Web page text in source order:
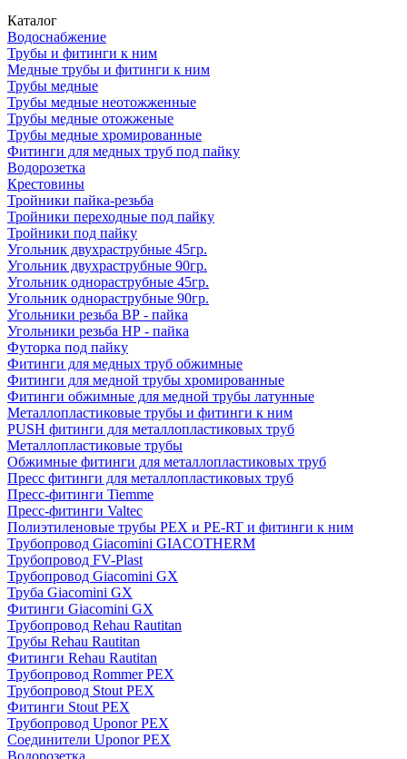
Каталог
Водоснабжение
Трубы и фитинги к ним
Медные трубы и фитинги к ним
Трубы медные
Трубы медные неотожженные
Трубы медные отожженые
Трубы медные хромированные
Фитинги для медных труб под пайку
Водорозетка
Крестовины
Тройники пайка-резьба
Тройники переходные под пайку
Тройники под пайку
Угольник двухраструбные 45гр.
Угольник двухраструбные 90гр.
Угольник однораструбные 45гр.
Угольник однораструбные 90гр.
Угольники резьба ВР - пайка
Угольники резьба НР - пайка
Футорка под пайку
Фитинги для медных труб обжимные
Фитинги для медной трубы хромированные
Фитинги обжимные для медной трубы латунные
Металлопластиковые трубы и фитинги к ним
PUSH фитинги для металлопластиковых труб
Металлопластиковые трубы
Обжимные фитинги для металлопластиковых труб
Пресс фитинги для металлопластиковых труб
Пресс-фитинги Tiemme
Пресс-фитинги Valtec
Полиэтиленовые трубы PEX и PE-RT и фитинги к ним
Трубопровод Giacomini GIACOTHERM
Трубопровод FV-Plast
Трубопровод Giacomini GX
Труба Giacomini GX
Фитинги Giacomini GX
Трубопровод Rehau Rautitan
Трубы Rehau Rautitan
Фитинги Rehau Rautitan
Трубопровод Rommer PEX
Трубопровод Stout PEX
Фитинги Stout PEX
Трубопровод Uponor PEX
Соединители Uponor PEX
Водорозетка